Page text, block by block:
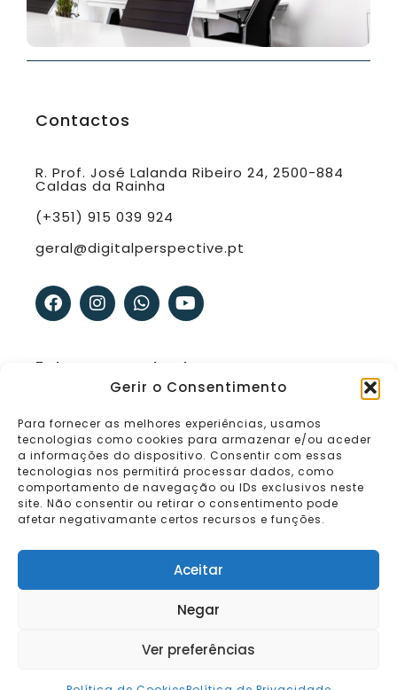
Gerir o Consentimento
Para fornecer as melhores experiências, usamos
tecnologias como cookies para armazenar e/ou aceder
a informações do dispositivo. Consentir com essas
tecnologias nos permitirá processar dados, como
comportamento de navegação ou IDs exclusivos neste
site. Não consentir ou retirar o consentimento pode
afetar negativamante certos recursos e funções.
Aceitar
Negar
Ver preferências
Contactos
R. Prof. José Lalanda Ribeiro 24, 2500-884
Caldas da Rainha
(+351) 915 039 924
geral@digitalperspective.pt
a
c
e
o
n
s
t
h
a
t
p
o
u
t
e
Entra em contacto connosco
Estamos a uma mensagem de distância. Se
acreditas que podemos ajudar, vamos
conversar.
Contactar
Política de Privacidade |